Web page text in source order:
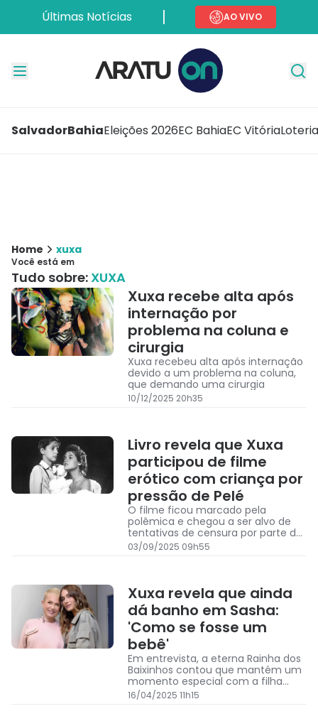
Últimas Notícias AO VIVO
SalvadorBahiaEleições 2026EC BahiaEC Vitória
Home xuxa
Você está em
Tudo sobre: XUXA
Xuxa recebe alta após
internação por
problema na coluna e
cirurgia
Xuxa recebeu alta após internação
devido a um problema na coluna,
que demando uma cirurgia
10/12/2025 20h35
Livro revela que Xuxa
participou de filme
erótico com criança por
pressão de Pelé
O filme ficou marcado pela
polêmica e chegou a ser alvo de
tentativas de censura por parte da
equipe de Xuxa
03/09/2025 09h55
Xuxa revela que ainda
dá banho em Sasha:
'Como se fosse um
bebê'
Em entrevista, a eterna Rainha dos
Baixinhos contou que mantém um
momento especial com a filha
mesmo após os 26 ano
16/04/2025 11h15